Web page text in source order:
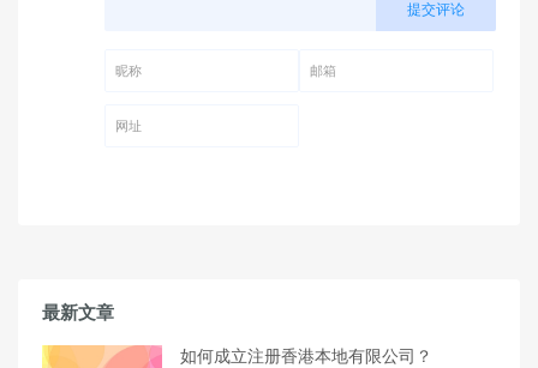
提交评论
最新文章
如何成立注册香港本地有限公司？